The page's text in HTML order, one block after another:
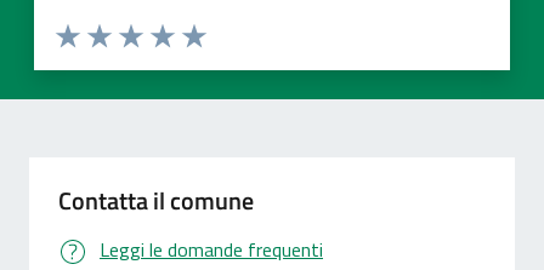
Valuta 5 stelle su 5
Valuta 4 stelle su 5
Valuta 3 stelle su 5
Valuta 2 stelle su 5
Valuta 1 stelle su 5
Contatta il comune
Leggi le domande frequenti